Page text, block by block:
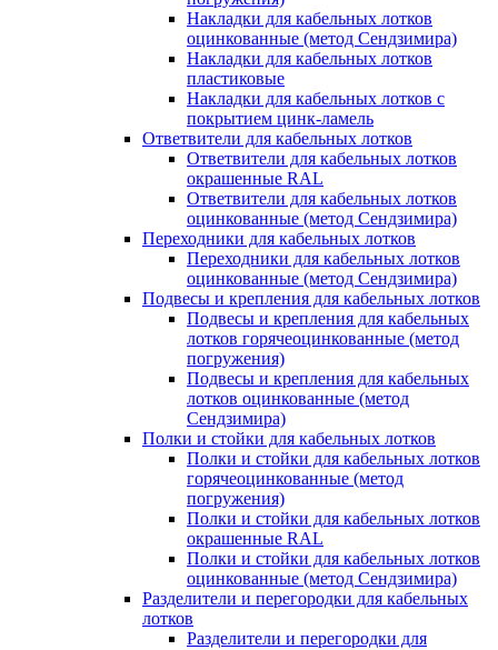
Накладки для кабельных лотков
оцинкованные (метод Сендзимира)
Накладки для кабельных лотков
пластиковые
Накладки для кабельных лотков с
покрытием цинк-ламель
Ответвители для кабельных лотков
Ответвители для кабельных лотков
окрашенные RAL
Ответвители для кабельных лотков
оцинкованные (метод Сендзимира)
Переходники для кабельных лотков
Переходники для кабельных лотков
оцинкованные (метод Сендзимира)
Подвесы и крепления для кабельных лотков
Подвесы и крепления для кабельных
лотков горячеоцинкованные (метод
погружения)
Подвесы и крепления для кабельных
лотков оцинкованные (метод
Сендзимира)
Полки и стойки для кабельных лотков
Полки и стойки для кабельных лотков
горячеоцинкованные (метод
погружения)
Полки и стойки для кабельных лотков
окрашенные RAL
Полки и стойки для кабельных лотков
оцинкованные (метод Сендзимира)
Разделители и перегородки для кабельных
лотков
Разделители и перегородки для